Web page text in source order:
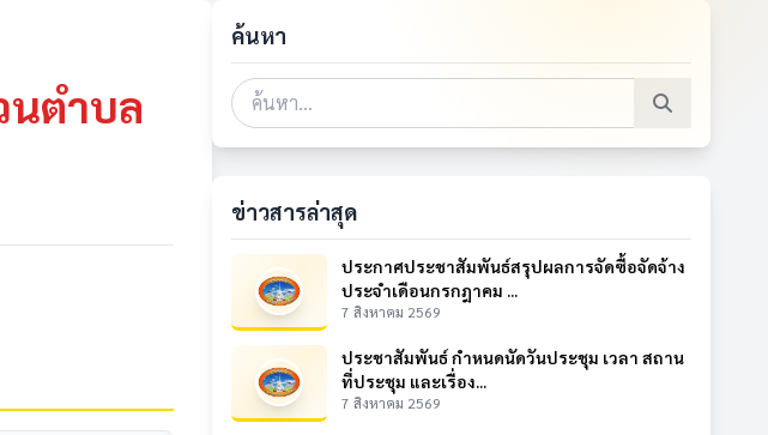
ตำบล
ค้นหา
ข่าวสารล่าสุด
ประกาศประชาสัมพันธ์สรุปผลการจัดซื้อจัดจ้าง
ประจำเดือนกรกฎาคม ...
7 สิงหาคม 2569
ประชาสัมพันธ์ กำหนดนัดวันประชุม เวลา สถาน
ที่ประชุม และเรื่อง...
7 สิงหาคม 2569